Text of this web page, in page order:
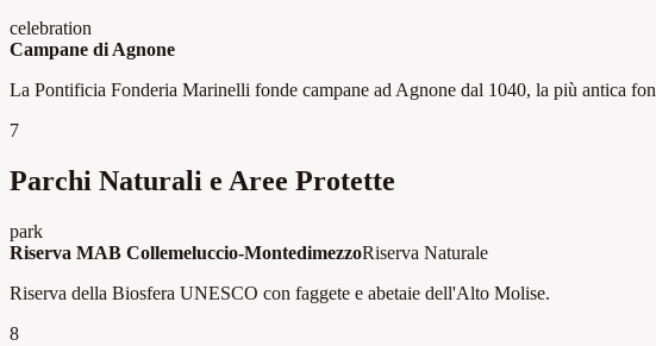
celebration
Campane di Agnone
La Pontificia Fonderia Marinelli fonde campane ad Agnone dal 1040, la più antica
7
Parchi Naturali e Aree Protette
park
Riserva MAB Collemeluccio-MontedimezzoRiserva Naturale
Riserva della Biosfera UNESCO con faggete e abetaie dell'Alto Molise.
8